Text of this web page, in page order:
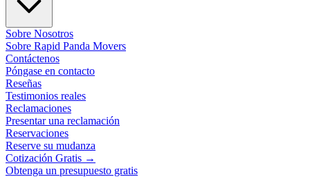
Sobre Nosotros
Sobre Rapid Panda Movers
Contáctenos
Póngase en contacto
Reseñas
Testimonios reales
Reclamaciones
Presentar una reclamación
Reservaciones
Reserve su mudanza
Cotización Gratis →
Obtenga un presupuesto gratis